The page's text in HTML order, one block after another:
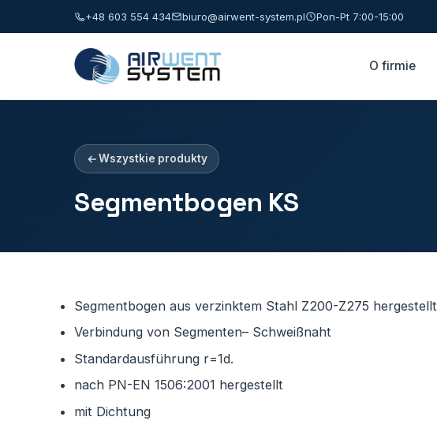
+48 603 554 434 biuro@airwent-system.pl Pon-Pt 7:00-15:00
O firmie
Wszystkie produkty
Segmentbogen KS
Segmentbogen aus verzinktem Stahl Z200-Z275 hergestellt
Verbindung von Segmenten– Schweißnaht
Standardausführung r=1d.
nach PN-EN 1506:2001 hergestellt
mit Dichtung